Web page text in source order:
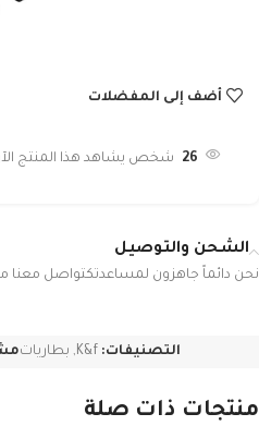
أضف إلى المفضلات
26 شخص يشاهد هذا المنتج
الشحن والتوصيل
نحن دائماً جاهزون لمساعدتكتواصل معنا
التصنيفات: K&f
, بطاريات
منتجات ذات صلة